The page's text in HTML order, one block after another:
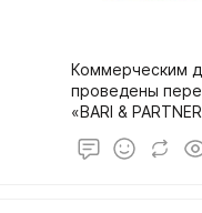
Коммерческим
проведены
«BARI &
экспорту